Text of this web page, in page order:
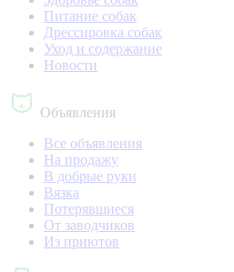
Питание собак
Дрессировка собак
Уход и содержание
Новости
Объявления
Все объявления
На продажу
В добрые руки
Вязка
Потерявшиеся
От заводчиков
Из приютов